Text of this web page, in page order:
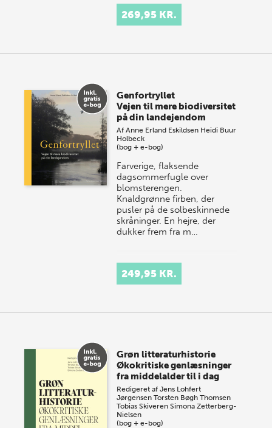
269,95 KR.
Genfortryllet
Vejen til mere biodiversitet
på din landejendom
AfAnne Erland Eskildsen Heidi Buur
Holbeck
(bog + e-bog)
Farverige, flaksende
dagsommerfugle over
blomsterengen.
Knaldgrønne firben, der
pusler på de solbeskinnede
skråninger. En hejre, der
dukker frem fra m…
249,95 KR.
Grøn litteraturhistorie
Økokritiske genlæsninger
fra middelalder til i dag
Redigeret afJens Lohfert
Jørgensen Torsten Bøgh Thomsen
Tobias Skiveren Simona Zetterberg-
Nielsen
(bog + e-bog)